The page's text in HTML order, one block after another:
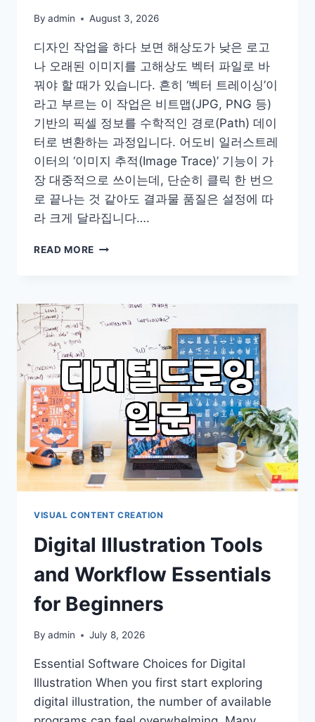
By admin August 3, 2026
디자인 작업을 하다 보면 해상도가 낮은 로고
나 오래된 이미지를 고해상도 벡터 파일로 바
꿔야 할 때가 있습니다. 흔히 ‘벡터 트레이싱’이
라고 부르는 이 작업은 비트맵(JPG, PNG 등)
기반의 픽셀 정보를 수학적인 경로(Path) 데이
터로 변환하는 과정입니다. 어도비 일러스트레
이터의 ‘이미지 추적(Image Trace)’ 기능이 가
장 대중적으로 쓰이는데, 단순히 클릭 한 번으
로 끝나는 것 같아도 결과물 품질은 설정에 따
라 크게 달라집니다….
READ MORE 비
지
터
로
바
이
미
지
트
이
활
법
VISUAL CONTENT CREATION
Digital Illustration Tools
and Workflow Essentials
for Beginners
By admin July 8, 2026
Essential Software Choices for Digital
Illustration When you first start exploring
digital illustration, the number of available